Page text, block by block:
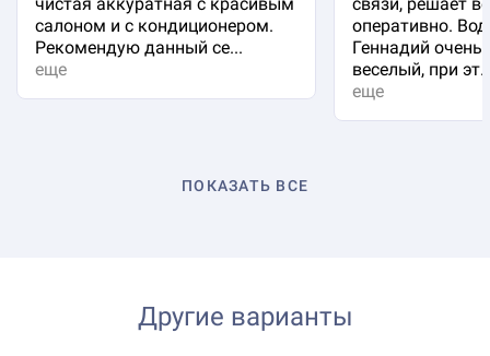
салоном и с кондиционером.
Рекомендую данный се...
еще
оперативно.
Геннадий очень
веселый, при
еще
ПОКАЗАТЬ ВСЕ
Другие варианты